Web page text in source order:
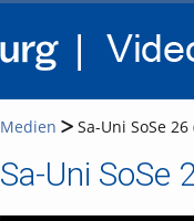
Medien Sa-Uni SoSe 26
Sa-Uni SoSe